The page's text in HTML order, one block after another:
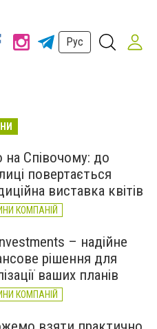
Рус
на Співочому: до
повертається
виставка квітів
КОМПАНІЙ
– надійне
рішення для
ваших планів
КОМПАНІЙ